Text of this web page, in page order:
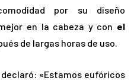
por su diseño
en la cabeza y con el
de largas horas de uso.
declaró: «Estamos eufóricos